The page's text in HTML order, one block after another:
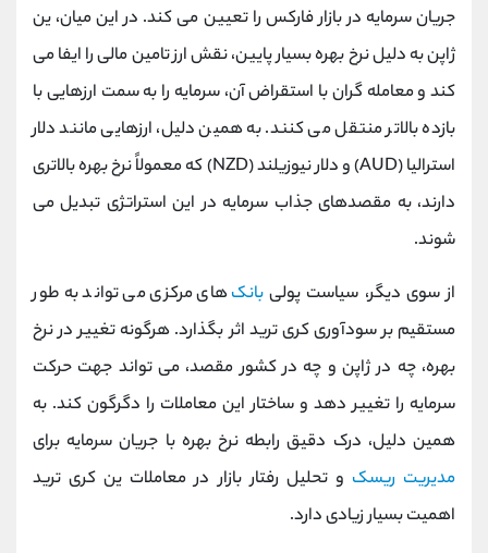
جریان سرمایه در بازار فارکس را تعیین می‌ کند. در این میان، ین
ژاپن به دلیل نرخ بهره بسیار پایین، نقش ارز تامین مالی را ایفا می
‌کند و معامله ‌گران با استقراض آن، سرمایه را به سمت ارزهایی با
بازده بالاتر منتقل می ‌کنند. به همین دلیل، ارزهایی مانند دلار
استرالیا (AUD) و دلار نیوزیلند (NZD) که معمولاً نرخ بهره بالاتری
دارند، به مقصدهای جذاب سرمایه در این استراتژی تبدیل می‌
شوند.
از سوی دیگر، سیاست پولی بانک‌های مرکزی می ‌تواند به‌ طور
مستقیم بر سودآوری کری ترید اثر بگذارد. هرگونه تغییر در نرخ
بهره، چه در ژاپن و چه در کشور مقصد، می ‌تواند جهت حرکت
سرمایه را تغییر دهد و ساختار این معاملات را دگرگون کند. به
همین دلیل، درک دقیق رابطه نرخ بهره با جریان سرمایه برای
مدیریت ریسک و تحلیل رفتار بازار در معاملات ین کری ترید
اهمیت بسیار زیادی دارد.